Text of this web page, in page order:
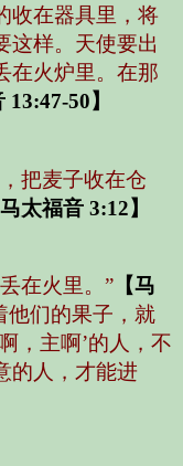
收在器具里，将
这样。天使要出
在火炉里。在那
13:47-50】
把麦子收在仓
马太福音 3:12】
在火里。” 【马
他们的果子，就
，主啊’的人，不
的人，才能进